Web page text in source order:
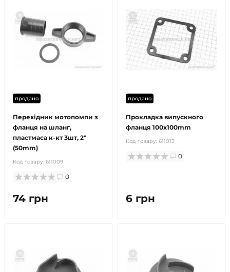
продано
Перехідник мотопомпи з
фланця на шланг,
пластмаса к-кт 3шт, 2"
(50mm)
Код товару: 611009
0
74 грн
продано
Прокладка випускного
фланця 100х100mm
Код товару: 611013
0
6 грн